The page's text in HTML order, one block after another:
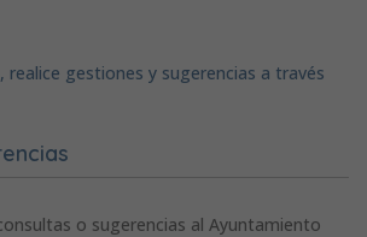
realice gestiones y sugerencias a través
o sugerencias al Ayuntamiento